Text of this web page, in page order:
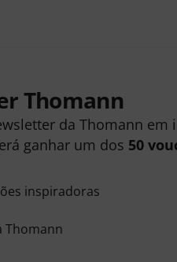
Thomann
da Thomann
ganhar um dos 50
inspiradoras
Thomann